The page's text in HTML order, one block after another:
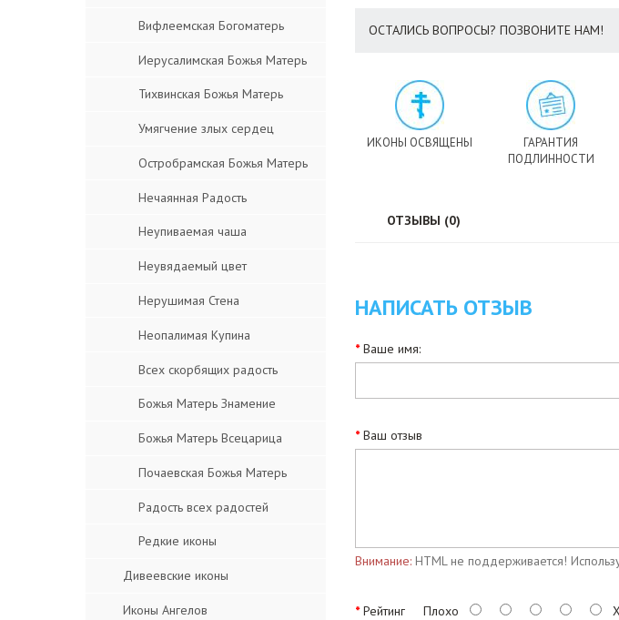
Вифлеемская Богоматерь
Иерусалимская Божья Матерь
Тихвинская Божья Матерь
Умягчение злых сердец
Остробрамская Божья Матерь
Нечаянная Радость
Неупиваемая чаша
Неувядаемый цвет
Нерушимая Стена
Неопалимая Купина
Всех скорбящих радость
Божья Матерь Знамение
Божья Матерь Всецарица
Почаевская Божья Матерь
Радость всех радостей
Редкие иконы
Дивеевские иконы
Иконы Ангелов
ОСТАЛИСЬ ВОПРОСЫ? ПОЗВОНИТЕ НАМ!
ИКОНЫ ОСВЯЩЕНЫ
ГАРАНТИЯ
ПОДЛИННОСТИ
ОТЗЫВЫ (0)
НАПИСАТЬ ОТЗЫВ
Ваше имя:
Ваш отзыв
Внимание:HTML не поддерживается!
РейтингПлохо